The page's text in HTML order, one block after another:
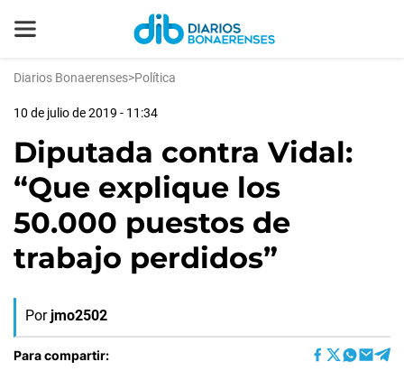
Diarios Bonaerenses>Política
10 de julio de 2019 - 11:34
Diputada contra Vidal:
“Que explique los
50.000 puestos de
trabajo perdidos”
Por jmo2502
Para compartir: